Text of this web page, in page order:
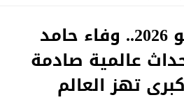
توقعات مايو 2026.. وفاء حامد
عالمية صادمة
تهز العالم